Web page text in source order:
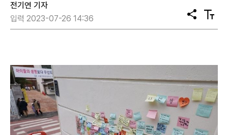
전기연 기자
입력 2023-07-26 14:36
공
유
텍
스